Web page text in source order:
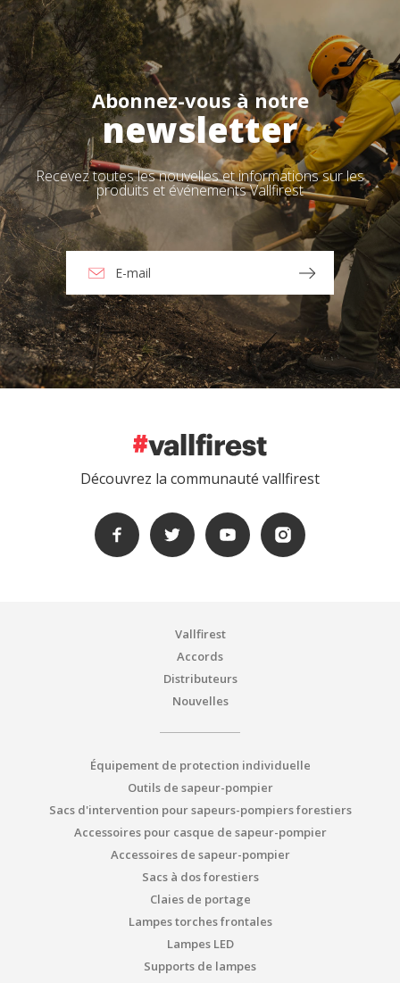
Abonnez-vous à notre
newsletter
Recevez toutes les nouvelles et informations sur les
produits et événements Vallfirest
Découvrez la communauté vallfirest
Vallfirest
Accords
Distributeurs
Nouvelles
Équipement de protection individuelle
Outils de sapeur-pompier
Sacs d'intervention pour sapeurs-pompiers forestiers
Accessoires pour casque de sapeur-pompier
Accessoires de sapeur-pompier
Sacs à dos forestiers
Claies de portage
Lampes torches frontales
Lampes LED
Supports de lampes